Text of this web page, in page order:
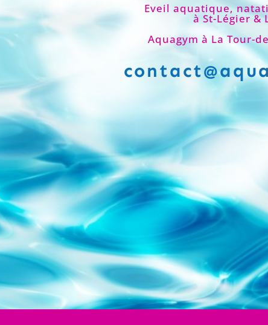
Eveil aquatique,
à St-Légier &
Aquagym à La Tour-